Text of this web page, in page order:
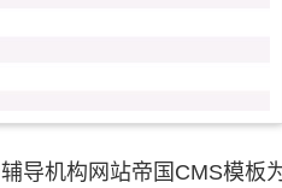
导机构网站帝国CMS模板